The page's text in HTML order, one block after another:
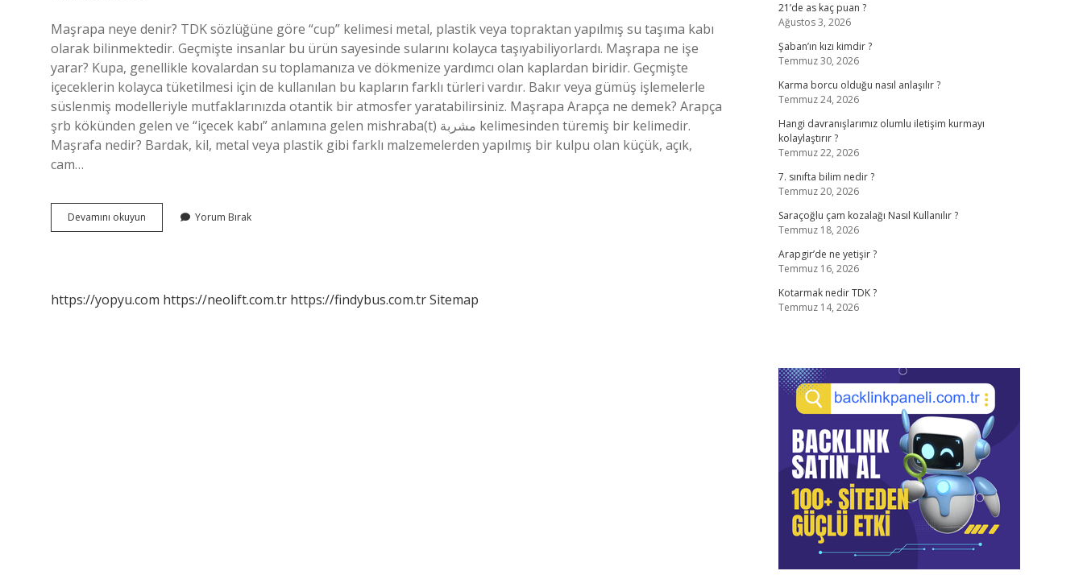
Maşrapa neye denir? TDK sözlüğüne göre “cup” kelimesi metal, plastik veya topraktan yapılmış su taşıma kabı
olarak bilinmektedir. Geçmişte insanlar bu ürün sayesinde sularını kolayca taşıyabiliyorlardı. Maşrapa ne işe
yarar? Kupa, genellikle kovalardan su toplamanıza ve dökmenize yardımcı olan kaplardan biridir. Geçmişte
içeceklerin kolayca tüketilmesi için de kullanılan bu kapların farklı türleri vardır. Bakır veya gümüş işlemelerle
süslenmiş modelleriyle mutfaklarınızda otantik bir atmosfer yaratabilirsiniz. Maşrapa Arapça ne demek? Arapça
şrb kökünden gelen ve “içecek kabı” anlamına gelen mishraba(t) مشربة kelimesinden türemiş bir kelimedir.
Maşrafa nedir? Bardak, kil, metal veya plastik gibi farklı malzemelerden yapılmış bir kulpu olan küçük, açık,
cam…
Devamını okuyun Maşrapa
Suyu
Yorum Bırak
https://yopyu.com https://neolift.com.tr https://findybus.com.trSitemap
21’de as kaç puan ?
Ağustos 3, 2026
Şaban’ın kızı kimdir ?
Temmuz 30, 2026
Karma borcu olduğu nasıl anlaşılır ?
Temmuz 24, 2026
Hangi davranışlarımız olumlu iletişim kurmayı
kolaylaştırır ?
Temmuz 22, 2026
7. sınıfta bilim nedir ?
Temmuz 20, 2026
Saraçoğlu çam kozalağı Nasıl Kullanılır ?
Temmuz 18, 2026
Arapgir’de ne yetişir ?
Temmuz 16, 2026
Kotarmak nedir TDK ?
Temmuz 14, 2026